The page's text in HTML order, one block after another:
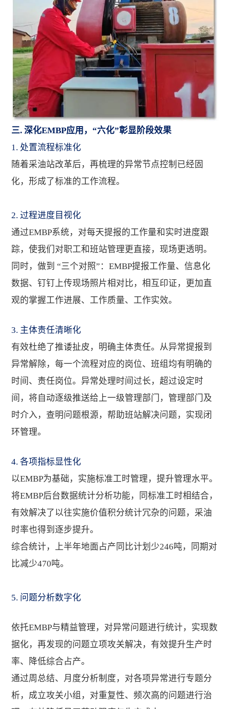
三. 深化EMBP应用，“六化”彰显阶段效果
1. 处置流程标准化
随着采油站改革后，再梳理的异常节点控制已经固
化，形成了标准的工作流程。
2. 过程进度目视化
通过EMBP系统，对每天提报的工作量和实时进度跟
踪，使我们对职工和班站管理更直接，现场更透明。
同时，做到 “三个对照”：EMBP提报工作量、信息化
数据、钉钉上传现场照片相对比，相互印证，更加直
观的掌握工作进展、工作质量、工作实效。
3. 主体责任清晰化
有效杜绝了推诿扯皮，明确主体责任。从异常提报到
异常解除，每一个流程对应的岗位、班组均有明确的
时间、责任岗位。异常处理时间过长，超过设定时
间，将自动逐级推送给上一级管理部门，管理部门及
时介入，查明问题根源，帮助班站解决问题，实现闭
环管理。
4. 各项指标显性化
以EMBP为基础，实施标准工时管理，提升管理水平。
将EMBP后台数据统计分析功能，同标准工时相结合，
有效解决了以往实施价值积分统计冗杂的问题，采油
时率也得到逐步提升。
综合统计，上半年地面占产同比计划少246吨，同期对
比减少470吨。
5. 问题分析数字化
依托EMBP与精益管理，对异常问题进行统计，实现数
据化，再发现的问题立项攻关解决，有效提升生产时
率、降低综合占产。
通过周总结、月度分析制度，对各项异常进行专题分
析，成立攻关小组，对重复性、频次高的问题进行治